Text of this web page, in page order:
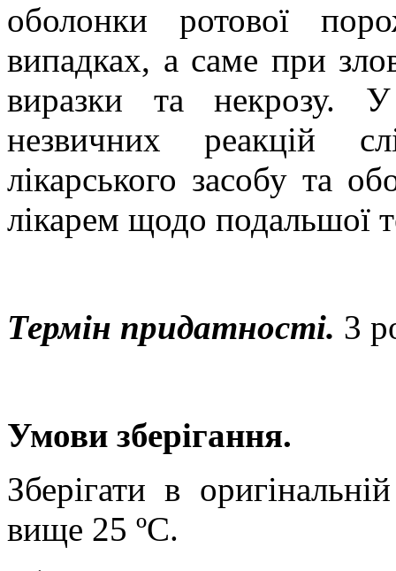
оболонки ротової
випадках, а саме при
виразки та некрозу.
незвичних реакцій
лікарського засобу та
лікарем щодо подальшої
Термін придатності. 3
Умови зберігання.
Зберігати в
вище 25 ºС.